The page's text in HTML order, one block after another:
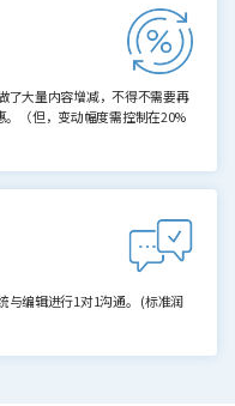
了大量内容增减，不得不需要再
（但，变动幅度需控制在20%
编辑进行1对1沟通。 (标准润